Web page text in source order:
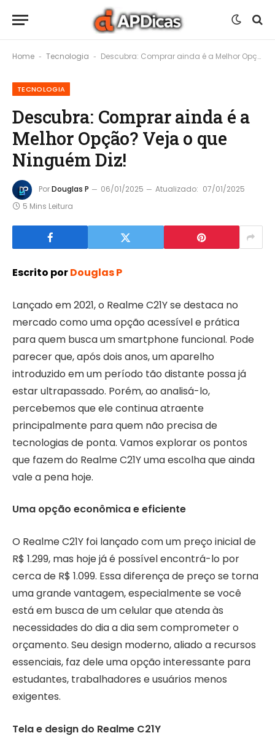
Home - Tecnologia - Descubra: Comprar ainda é a Melhor Opção? Veja o que Ninguém Diz!
TECNOLOGIA
Descubra: Comprar ainda é a
Melhor Opção? Veja o que
Ninguém Diz!
PorDouglas P 06/01/2025 Atualizado: 07/01/2025
5 Mins Leitura
Escrito porDouglas P
Lançado em 2021, o Realme C21Y se destaca no
mercado como uma opção acessível e prática
para quem busca um smartphone funcional. Pode
parecer que, após dois anos, um aparelho
introduzido em um período tão distante possa já
estar ultrapassado. Porém, ao analisá-lo,
percebemos que ele continua atraente
principalmente para quem não precisa de
tecnologias de ponta. Vamos explorar os pontos
que fazem do Realme C21Y uma escolha que ainda
vale a pena hoje.
Uma opção econômica e eficiente
O Realme C21Y foi lançado com um preço inicial de
R$ 1.299, mas hoje já é possível encontrá-lo por
cerca de R$ 1.099. Essa diferença de preço se torna
uma grande vantagem, especialmente se você
está em busca de um celular que atenda às
necessidades do dia a dia sem comprometer o
orçamento. Seu design moderno, aliado a recursos
essenciais, faz dele uma opção interessante para
estudantes, trabalhadores e usuários menos
exigentes.
Tela e design do Realme C21Y